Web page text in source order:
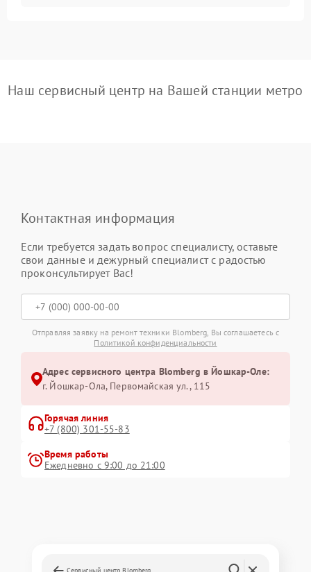
Наш сервисный центр на Вашей станции метро
Контактная информация
Если требуется задать вопрос специалисту, оставьте
свои данные и дежурный специалист с радостью
проконсультирует Вас!
Отправляя заявку на ремонт техники Blomberg, Вы соглашаетесь с
Политикой конфиденциальности
Адрес сервисного центра Blomberg в Йошкар-Оле:
г. Йошкар-Ола, Первомайская ул., 115
Горячая линия
+7 (800) 301-55-83
Время работы
Ежедневно с 9:00 до 21:00